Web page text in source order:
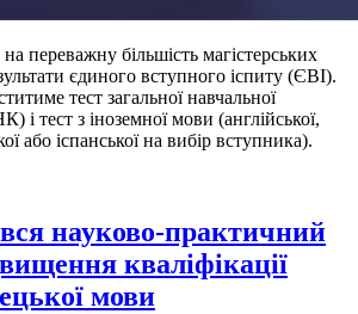
переважну більшість магістерських
єдиного вступного іспиту (ЄВІ).
тест загальної навчальної
і тест з іноземної мови (англійської,
або іспанської на вибір вступника).
науково-практичний
кваліфікації
мови